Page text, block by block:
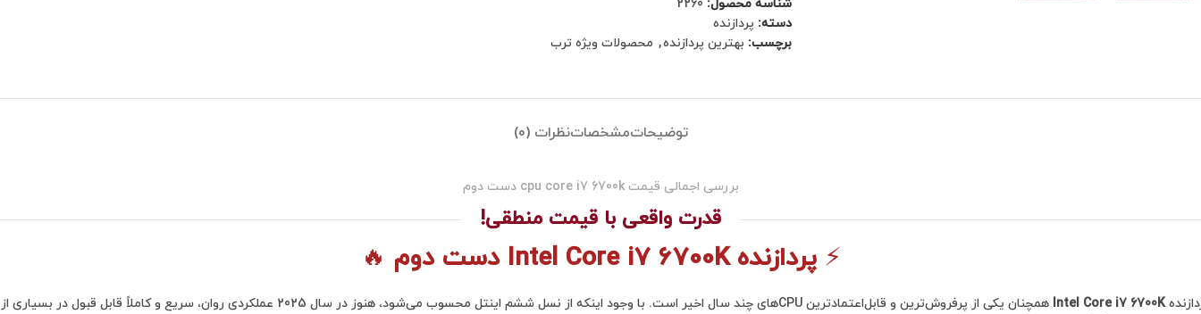
شناسه محصول: 2260
دسته: پردازنده
برچسب: بهترین پردازنده, محصولات ویژه ترب
توضیحاتمشخصاتنظرات (0)
بررسی اجمالی قیمت cpu core i7 6700k دست دوم
قدرت واقعی با قیمت منطقی!
⚡پردازنده Intel Core i7 6700K دست دوم 🔥
Intel Core i7 6700K
همچنان یکی از پرفروش‌ترین و قابل‌اعتمادترین CPUهای چند سال اخیر است. با وجود اینکه از نسل ششم اینتل محسوب می‌شود، هنوز در سال 2025 عملکردی روان، سریع و کاملاً قابل قبول در بسیاری از